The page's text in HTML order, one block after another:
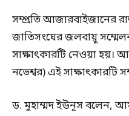
সম্প্রতি আজারবাইজানের
জাতিসংঘের জলবায়ু
সাক্ষাৎকারটি নেওয়া
নভেশ্বর) এই সাক্ষাৎকারটি
ড. মুহাম্মদ ইউনূস বলেন,